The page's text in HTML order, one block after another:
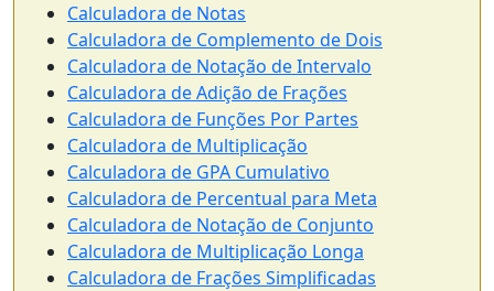
Calculadora de Notas
Calculadora de Complemento de Dois
Calculadora de Notação de Intervalo
Calculadora de Adição de Frações
Calculadora de Funções Por Partes
Calculadora de Multiplicação
Calculadora de GPA Cumulativo
Calculadora de Percentual para Meta
Calculadora de Notação de Conjunto
Calculadora de Multiplicação Longa
Calculadora de Frações Simplificadas